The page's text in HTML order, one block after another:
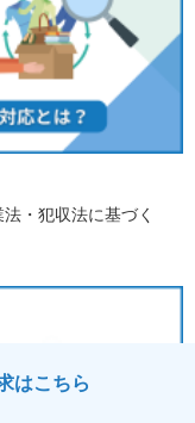
・犯収法に基づく
はこちら